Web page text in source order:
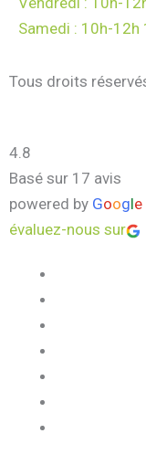
Samedi : 10h-12h
Tous droits
4.8
Basé sur 17 avis
powered by Google
évaluez-nous sur